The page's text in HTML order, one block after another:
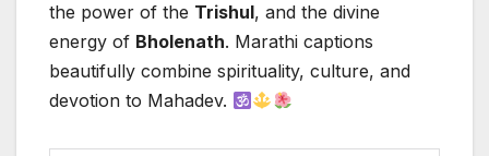
the power of the Trishul, and the divine
energy of Bholenath. Marathi captions
beautifully combine spirituality, culture, and
devotion to Mahadev.